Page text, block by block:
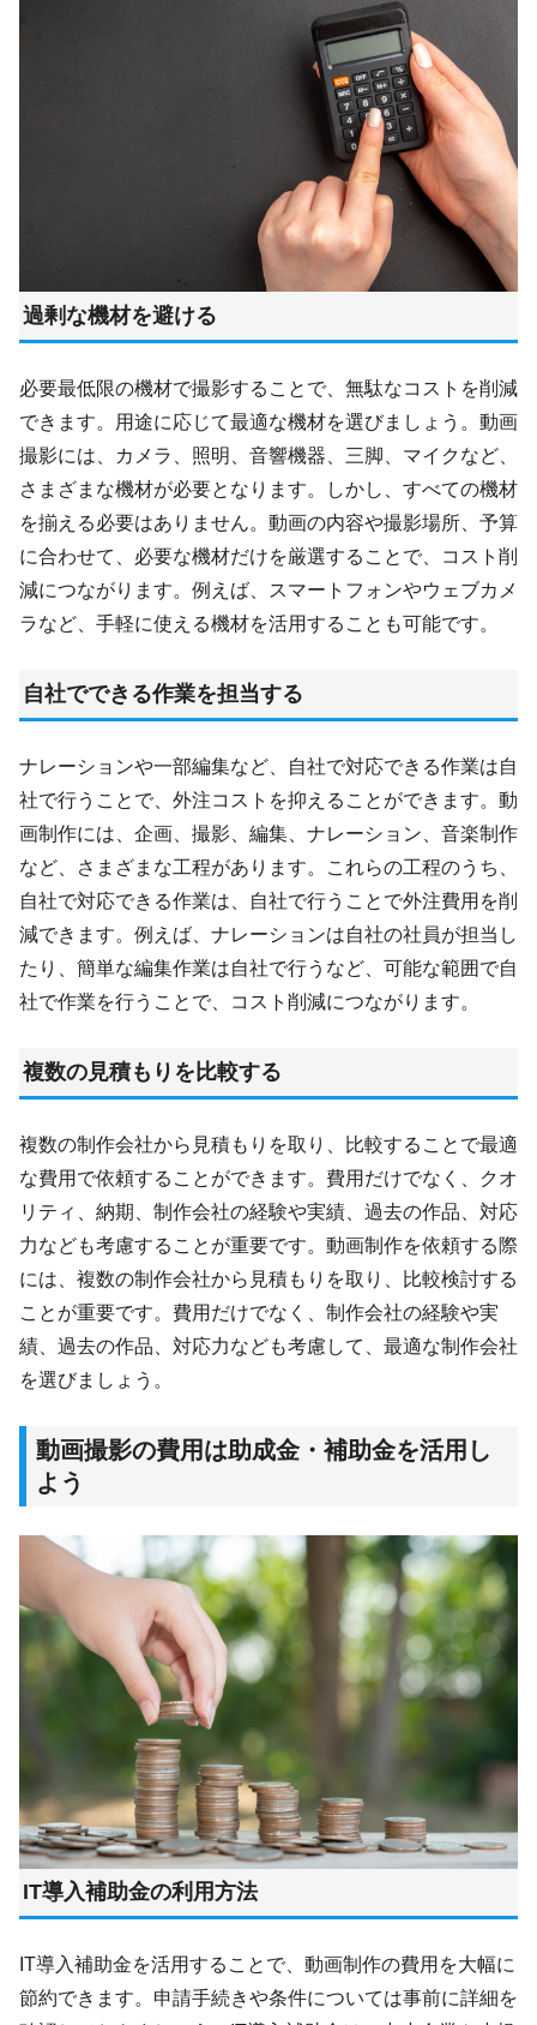
過剰な機材を避ける
必要最低限の機材で撮影することで、無駄なコストを削減
できます。用途に応じて最適な機材を選びましょう。動画
撮影には、カメラ、照明、音響機器、三脚、マイクなど、
さまざまな機材が必要となります。しかし、すべての機材
を揃える必要はありません。動画の内容や撮影場所、予算
に合わせて、必要な機材だけを厳選することで、コスト削
減につながります。例えば、スマートフォンやウェブカメ
ラなど、手軽に使える機材を活用することも可能です。
自社でできる作業を担当する
ナレーションや一部編集など、自社で対応できる作業は自
社で行うことで、外注コストを抑えることができます。動
画制作には、企画、撮影、編集、ナレーション、音楽制作
など、さまざまな工程があります。これらの工程のうち、
自社で対応できる作業は、自社で行うことで外注費用を削
減できます。例えば、ナレーションは自社の社員が担当し
たり、簡単な編集作業は自社で行うなど、可能な範囲で自
社で作業を行うことで、コスト削減につながります。
複数の見積もりを比較する
複数の制作会社から見積もりを取り、比較することで最適
な費用で依頼することができます。費用だけでなく、クオ
リティ、納期、制作会社の経験や実績、過去の作品、対応
力なども考慮することが重要です。動画制作を依頼する際
には、複数の制作会社から見積もりを取り、比較検討する
ことが重要です。費用だけでなく、制作会社の経験や実
績、過去の作品、対応力なども考慮して、最適な制作会社
を選びましょう。
動画撮影の費用は助成金・補助金を活用し
よう
IT導入補助金の利用方法
IT導入補助金を活用することで、動画制作の費用を大幅に
節約できます。申請手続きや条件については事前に詳細を